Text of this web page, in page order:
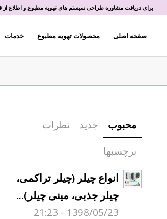
برای دریافت مشاوره طراحی سیستم های تهویه مطبوع و اطلاع از
صفحه اصلی محصولات تهویه مطبوع خدمات
محبوب جدید
نظرات
برچسبها
انواع چیلر (چیلر تراکمی،
چیلر جذبی، مینی چیلر)...
1398/05/23 - 21:23